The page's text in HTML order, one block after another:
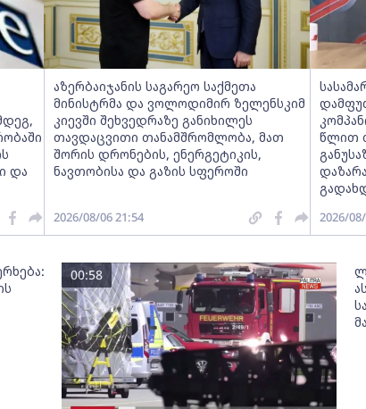
და
აზერბაიჯანის საგარეო საქმეთა
მინისტრმა და ვოლოდიმირ ზელენსკიმ
კიევში შეხვედრაზე განიხილეს
თავდაცვითი თანამშრომლობა, მათ
შორის დრონების, ენერგეტიკის,
ნავთობისა და გაზის სფეროში
2026/08/06 21:54
წლით
2026/
00:58